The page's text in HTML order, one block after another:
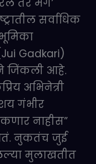
तर मग’
सर्वाधिक
Gadkari)
जिंकली आहे.
अभिनेत्री
गंभीर
नाहीस”
नुकतंच जुई
मुलाखतीत